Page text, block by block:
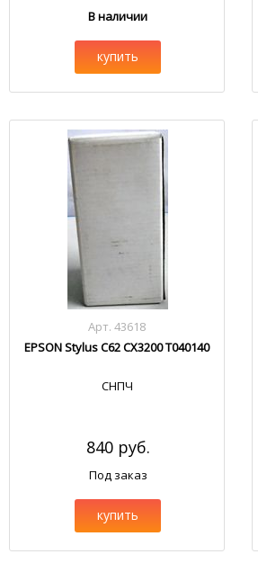
В наличии
купить
Арт. 43618
EPSON Stylus C62 CX3200 T040140
СНПЧ
840 руб.
Под заказ
купить